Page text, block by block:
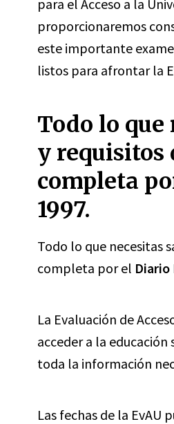
para el Acceso a la
proporcionaremos
este importante
listos para afrontar la
Todo lo que
y requisitos
completa
1997.
Todo lo que necesitas
completa por el Diario
La Evaluación de
acceder a la
toda la información
Las fechas de la